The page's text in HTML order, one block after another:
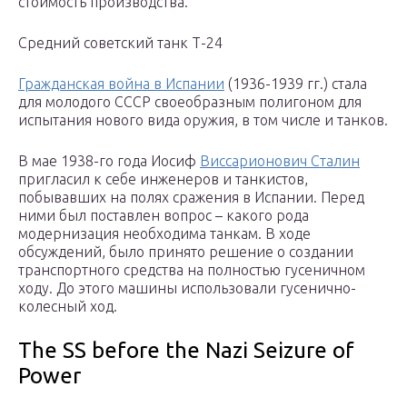
Средний советский танк Т-24
Гражданская война в Испании (1936-1939 гг.) стала
для молодого СССР своеобразным полигоном для
испытания нового вида оружия, в том числе и танков.
В мае 1938-го года Иосиф Виссарионович Сталин
пригласил к себе инженеров и танкистов,
побывавших на полях сражения в Испании. Перед
ними был поставлен вопрос – какого рода
модернизация необходима танкам. В ходе
обсуждений, было принято решение о создании
транспортного средства на полностью гусеничном
ходу. До этого машины использовали гусенично-
колесный ход.
The SS before the Nazi Seizure of
Power